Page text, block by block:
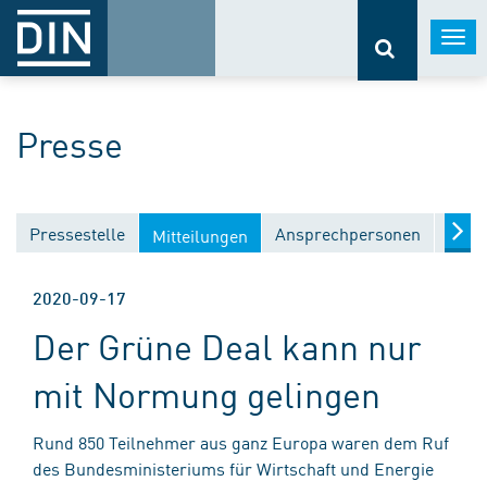
Presse
Pressestelle Mitteilungen Ansprechpersonen
2020-09-17
Der Grüne Deal kann nur
mit Normung gelingen
Rund 850 Teilnehmer aus ganz Europa waren dem Ruf
des Bundesministeriums für Wirtschaft und Energie